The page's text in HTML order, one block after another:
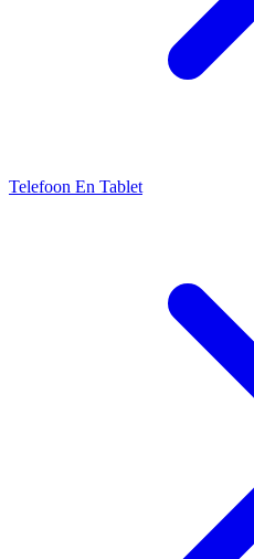
Telefoon En Tablet